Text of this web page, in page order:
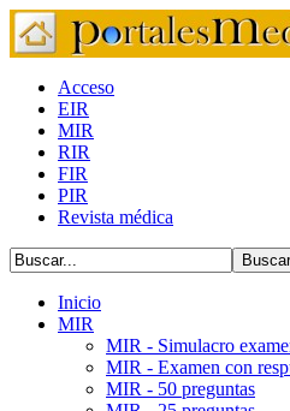
Acceso
EIR
MIR
RIR
FIR
PIR
Revista médica
Inicio
MIR
MIR - Simulacro
MIR - Examen con
MIR - 50 preguntas